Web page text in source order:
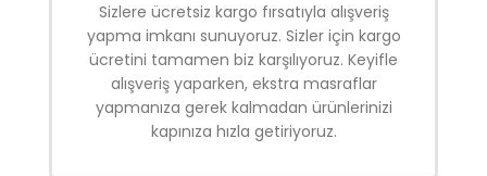
Sizlere ücretsiz kargo fırsatıyla alışveriş
yapma imkanı sunuyoruz. Sizler için kargo
ücretini tamamen biz karşılıyoruz. Keyifle
alışveriş yaparken, ekstra masraflar
yapmanıza gerek kalmadan ürünlerinizi
kapınıza hızla getiriyoruz.